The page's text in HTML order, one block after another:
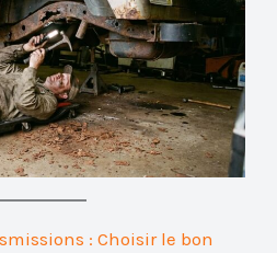
: Choisir le bon